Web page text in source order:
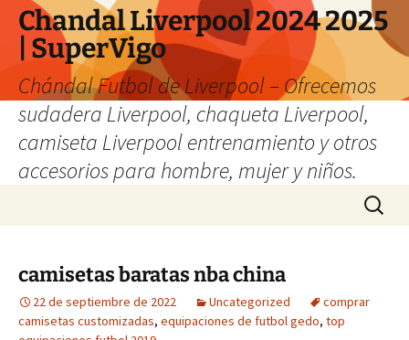
Chandal Liverpool 2024 2025
| SuperVigo
Chándal Futbol de Liverpool – Ofrecemos
sudadera Liverpool, chaqueta Liverpool,
camiseta Liverpool entrenamiento y otros
accesorios para hombre, mujer y niños.
Buscar:
camisetas baratas nba china
22 de septiembre de 2022 Uncategorized
comprar
camisetas customizadas, equipaciones de futbol gedo, top